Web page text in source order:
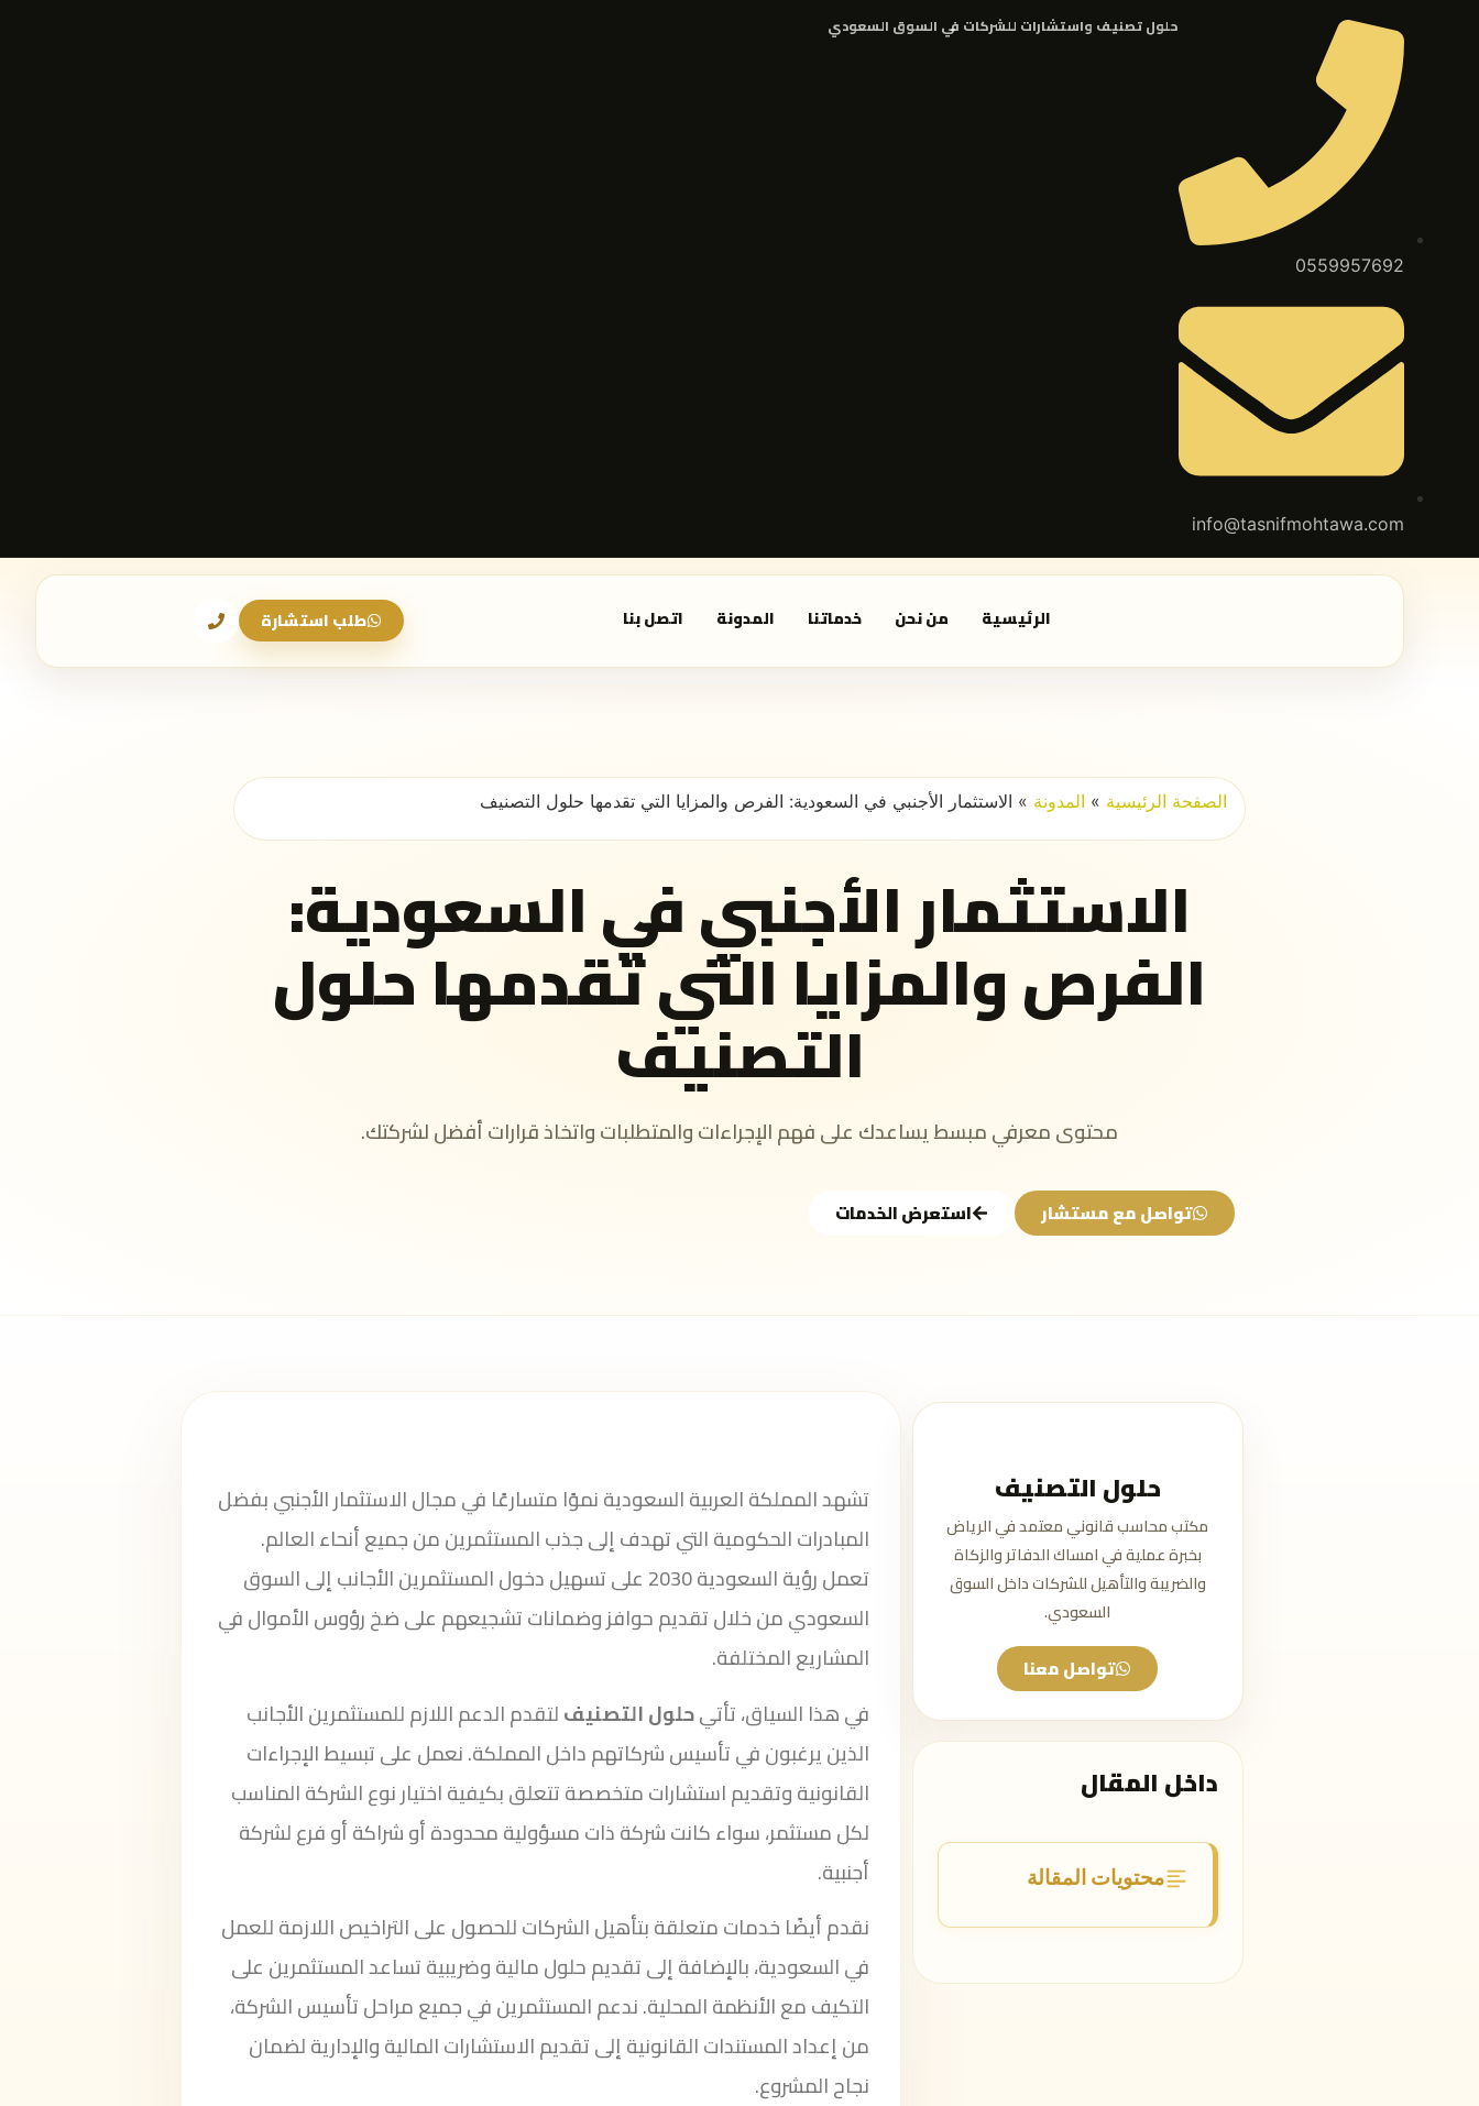
0559957692
info@tasnifmohtawa.com
حلول تصنيف واستشارات للشركات في السوق السعودي
الرئيسية من نحن خدماتنا المدونة اتصل بنا طلب استشارة
الصفحة الرئيسية » المدونة » الاستثمار الأجنبي في السعودية: الفرص والمزايا التي تقدمها حلول التصنيف
الاستثمار الأجنبي في السعودية:
الفرص والمزايا التي تقدمها حلول
التصنيف
محتوى معرفي مبسط يساعدك على فهم الإجراءات والمتطلبات واتخاذ قرارات أفضل لشركتك.
تواصل مع مستشار استعرض الخدمات
تشهد المملكة العربية السعودية نموًا متسارعًا في مجال الاستثمار الأجنبي بفضل
المبادرات الحكومية التي تهدف إلى جذب المستثمرين من جميع أنحاء العالم.
تعمل رؤية السعودية 2030 على تسهيل دخول المستثمرين الأجانب إلى السوق
السعودي من خلال تقديم حوافز وضمانات تشجيعهم على ضخ رؤوس الأموال في
المشاريع المختلفة.
في هذا السياق، تأتيحلول التصنيفلتقدم الدعم اللازم للمستثمرين الأجانب
الذين يرغبون في تأسيس شركاتهم داخل المملكة. نعمل على تبسيط الإجراءات
القانونية وتقديم استشارات متخصصة تتعلق بكيفية اختيار نوع الشركة المناسب
لكل مستثمر، سواء كانت شركة ذات مسؤولية محدودة أو شراكة أو فرع لشركة
أجنبية.
نقدم أيضًا خدمات متعلقة بتأهيل الشركات للحصول على التراخيص اللازمة للعمل
في السعودية، بالإضافة إلى تقديم حلول مالية وضريبية تساعد المستثمرين على
التكيف مع الأنظمة المحلية. ندعم المستثمرين في جميع مراحل تأسيس الشركة،
من إعداد المستندات القانونية إلى تقديم الاستشارات المالية والإدارية لضمان
نجاح المشروع.
حلول التصنيف
مكتب محاسب قانوني معتمد في الرياض
بخبرة عملية في امساك الدفاتر والزكاة
والضريبة والتأهيل للشركات داخل السوق
السعودي.
تواصل معنا
داخل المقال
محتويات المقالة